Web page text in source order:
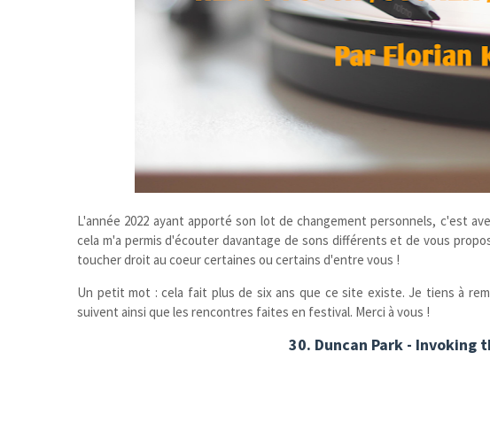
L'année 2022 ayant apporté son lot de changement personnels, c'est
cela m'a permis d'écouter davantage de sons différents et de vous
toucher droit au coeur certaines ou certains d'entre vous !
Un petit mot : cela fait plus de six ans que ce site existe. Je tiens à
suivent ainsi que les rencontres faites en festival. Merci à vous !
30. Duncan Park - Invoking